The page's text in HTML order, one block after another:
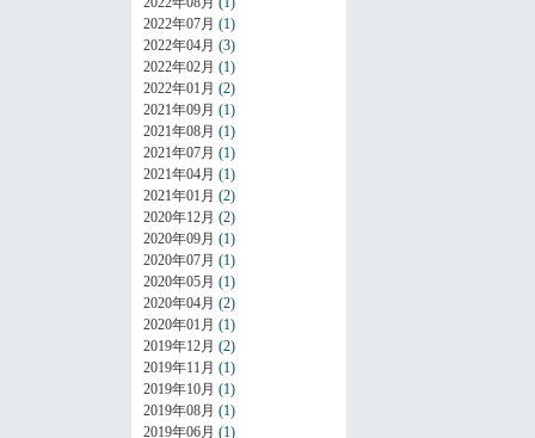
2022年07月 (1)
2022年04月 (3)
2022年02月 (1)
2022年01月 (2)
2021年09月 (1)
2021年08月 (1)
2021年07月 (1)
2021年04月 (1)
2021年01月 (2)
2020年12月 (2)
2020年09月 (1)
2020年07月 (1)
2020年05月 (1)
2020年04月 (2)
2020年01月 (1)
2019年12月 (2)
2019年11月 (1)
2019年10月 (1)
2019年08月 (1)
2019年06月 (1)